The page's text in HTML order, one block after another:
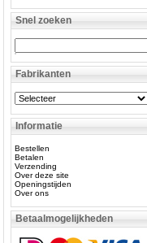
Snel zoeken
Fabrikanten
Informatie
Bestellen
Betalen
Verzending
Over deze site
Openingstijden
Over ons
Betaalmogelijkheden